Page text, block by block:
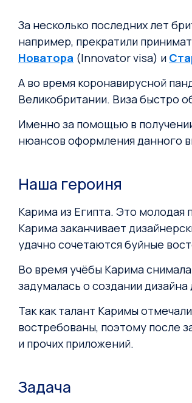
За несколько последних лет
например, прекратили
Новатора (Innovator visa) и
А во время коронавирусной
Великобритании. Виза быстро
Именно за помощью в
нюансов оформления данного
Наша героиня
Карима из Египта. Это молодая
Карима заканчивает
удачно сочетаются буйные
Во время учёбы Карима
задумалась о создании
Так как талант Каримы
востребованы, поэтому после
и прочих приложений.
Задача